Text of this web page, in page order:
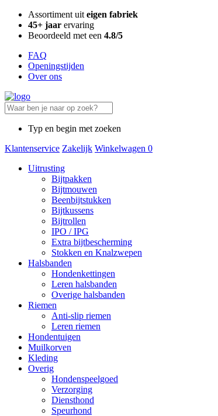
Assortiment uit eigen fabriek
45+ jaar ervaring
Beoordeeld met een 4.8/5
FAQ
Openingstijden
Over ons
Typ en begin met zoeken
Klantenservice Zakelijk Winkelwagen 0
Uitrusting
Bijtpakken
Bijtmouwen
Beenbijtstukken
Bijtkussens
Bijtrollen
IPO / IPG
Extra bijtbescherming
Stokken en Knalzwepen
Halsbanden
Hondenkettingen
Leren halsbanden
Overige halsbanden
Riemen
Anti-slip riemen
Leren riemen
Hondentuigen
Muilkorven
Kleding
Overig
Hondenspeelgoed
Verzorging
Diensthond
Speurhond